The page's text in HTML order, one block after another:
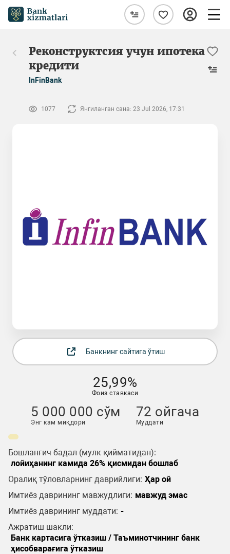
Реконструктсия учун ипотека
кредити
InFinBank
1077 Янгиланган сана: 23 Jul 2026, 17:31
Банкнинг сайтига ўтиш
25,99%
Фоиз ставкаси
5 000 000 сўм
Энг кам миқдори
72 ойгача
Муддати
Бошланғич бадал (мулк қийматидан):
лойиҳанинг камида 26% қисмидан бошлаб
Оралиқ тўловларнинг даврийлиги: Ҳар ой
Имтиёз даврининг мавжудлиги: мавжуд эмас
Имтиёз даврининг муддати: -
Ажратиш шакли:
Банк картасига ўтказиш / Таъминотчининг банк
ҳисобварағига ўтказиш